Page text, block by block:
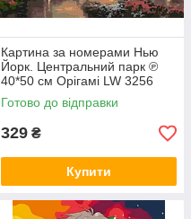
Картина за номерами Нью
Йорк. Центральний парк ℗
40*50 см Орігамі LW 3256
Готово до відправки
329 ₴
Купити